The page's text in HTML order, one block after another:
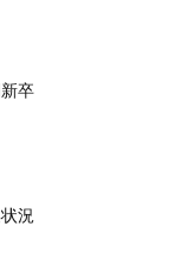
卒
況